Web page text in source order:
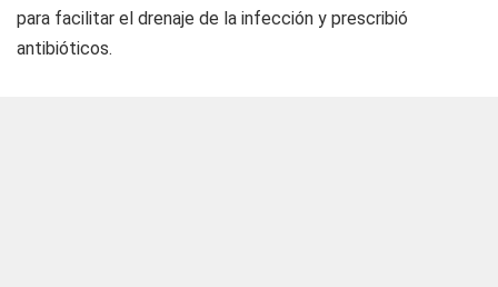
para facilitar el drenaje de la infección y prescribió
antibióticos.